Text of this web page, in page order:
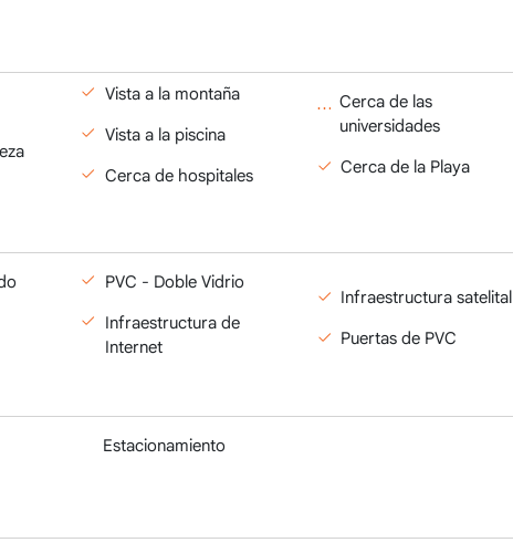
Vista a la montaña
Vista a la piscina
Cerca de hospitales
Cerca de las
universidades
Cerca de la Playa
PVC - Doble Vidrio
Infraestructura de
Internet
Infraestructura satelital
Puertas de PVC
Garaje de Estacionamiento